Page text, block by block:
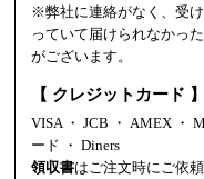
※弊社に連絡がなく、受
っていて届けられなかっ
がございます。
【 クレジットカード 】
VISA ・ JCB ・ AMEX ・
ード ・ Diners
領収書はご注文時にご依